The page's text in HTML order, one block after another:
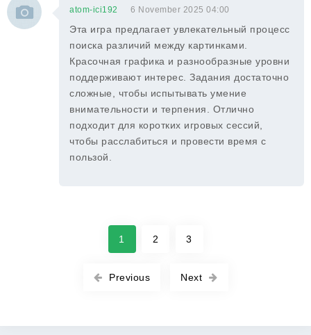
atom-ici192 6 November 2025 04:00
Эта игра предлагает увлекательный процесс
поиска различий между картинками.
Красочная графика и разнообразные уровни
поддерживают интерес. Задания достаточно
сложные, чтобы испытывать умение
внимательности и терпения. Отлично
подходит для коротких игровых сессий,
чтобы расслабиться и провести время с
пользой.
Previous
1 2 3
Next